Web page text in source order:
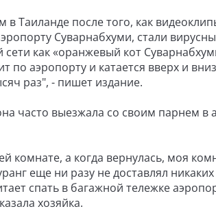
Таиланде после того, как
Суварнабхуми, стали
сети как «оранжевый кот
по аэропорту и катается вверх и
раз", - пишет издание.
часто выезжала со своим парнем в
комнате, а когда вернулась, моя
еще ни разу не доставлял
спать в багажной тележке
хозяйка.